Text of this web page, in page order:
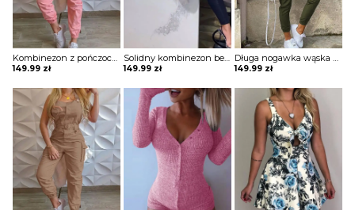
Kombinezon z pończochami w stylu kieszonkowym Kyunghee
149.99 zł
Solidny kombinezon bez rękawów z okrągłym dekoltem Nineke
149.99 zł
Długa nogawka wąska krótki rękaw dekolt V kołnierzyk ściągacz casual kieszenie kombinezon Insken
149.99 zł